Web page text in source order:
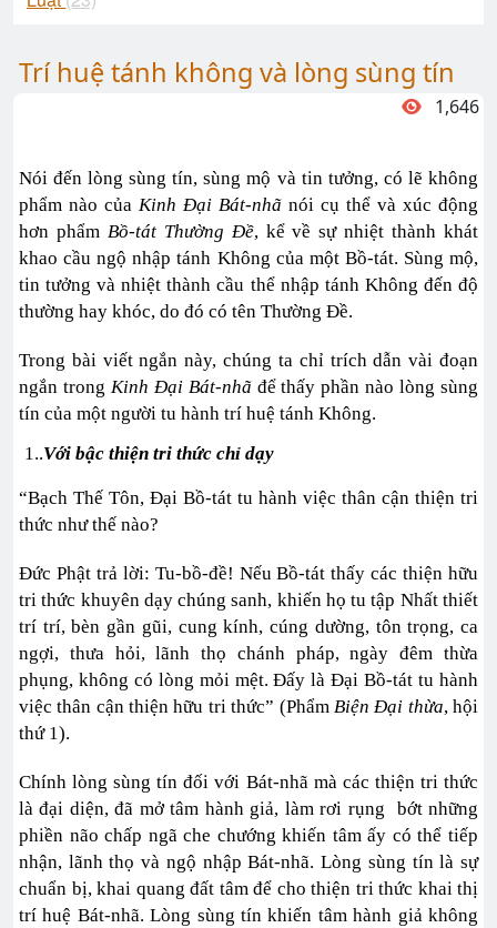
Trí huệ tánh không và lòng sùng tín
1,646
Nói đến lòng sùng tín, sùng mộ và tin tưởng, có lẽ không
phẩm nào của Kinh Đại Bát-nhã nói cụ thể và xúc động
hơn phẩm Bồ-tát Thường Đề, kể về sự nhiệt thành khát
khao cầu ngộ nhập tánh Không của một Bồ-tát. Sùng mộ,
tin tưởng và nhiệt thành cầu thể nhập tánh Không đến độ
thường hay khóc, do đó có tên Thường Đề.
Trong bài viết ngắn này, chúng ta chỉ trích dẫn vài đoạn
ngắn trong Kinh Đại Bát-nhã để thấy phần nào lòng sùng
tín của một người tu hành trí huệ tánh Không.
1..Với bậc thiện tri thức chỉ dạy
“Bạch Thế Tôn, Đại Bồ-tát tu hành việc thân cận thiện tri
thức như thế nào?
Đức Phật trả lời: Tu-bồ-đề! Nếu Bồ-tát thấy các thiện hữu
tri thức khuyên dạy chúng sanh, khiến họ tu tập Nhất thiết
trí trí, bèn gần gũi, cung kính, cúng dường, tôn trọng, ca
ngợi, thưa hỏi, lãnh thọ chánh pháp, ngày đêm thừa
phụng, không có lòng mỏi mệt. Đấy là Đại Bồ-tát tu hành
việc thân cận thiện hữu tri thức” (Phẩm Biện Đại thừa, hội
thứ 1).
Chính lòng sùng tín đối với Bát-nhã mà các thiện tri thức
là đại diện, đã mở tâm hành giả, làm rơi rụng bớt những
phiền não chấp ngã che chướng khiến tâm ấy có thể tiếp
nhận, lãnh thọ và ngộ nhập Bát-nhã. Lòng sùng tín là sự
chuẩn bị, khai quang đất tâm để cho thiện tri thức khai thị
trí huệ Bát-nhã. Lòng sùng tín khiến tâm hành giả không